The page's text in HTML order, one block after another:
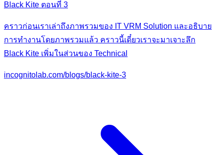
Black Kite ตอนที่ 3
คราวก่อนเราเล่าถึงภาพรวมของ IT VRM Solution และอธิบาย
การทำงานโดยภาพรวมแล้ว คราวนี้เดี๋ยวเราจะมาเจาะลึก
Black Kite เพิ่มในส่วนของ Technical
incognitolab.com/blogs/black-kite-3